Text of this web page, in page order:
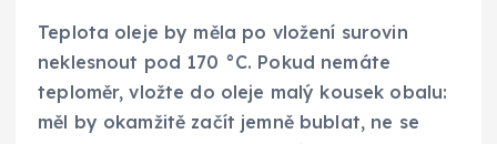
Teplota oleje by měla po vložení surovin
neklesnout pod 170 °C. Pokud nemáte
teploměr, vložte do oleje malý kousek obalu:
měl by okamžitě začít jemně bublat, ne se